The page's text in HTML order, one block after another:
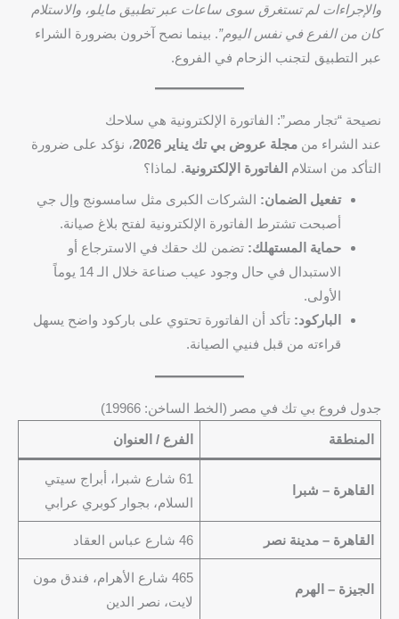
والإجراءات لم تستغرق سوى ساعات عبر تطبيق مايلو، والاستلام
كان من الفرع في نفس اليوم”. بينما نصح آخرون بضرورة الشراء
عبر التطبيق لتجنب الزحام في الفروع.
نصيحة “تجار مصر”: الفاتورة الإلكترونية هي سلاحك
عند الشراء من مجلة عروض بي تك يناير 2026
، نؤكد على ضرورة
التأكد من استلام الفاتورة الإلكترونية. لماذا؟
تفعيل الضمان: الشركات الكبرى مثل سامسونج وإل جي
أصبحت تشترط الفاتورة الإلكترونية لفتح بلاغ صيانة.
حماية المستهلك: تضمن لك حقك في الاسترجاع أو
الاستبدال في حال وجود عيب صناعة خلال الـ 14 يوماً
الأولى.
الباركود: تأكد أن الفاتورة تحتوي على باركود واضح يسهل
قراءته من قبل فنيي الصيانة.
جدول فروع بي تك في مصر (الخط الساخن: 19966)
المنطقة الفرع / العنوان
القاهرة – شبرا
61 شارع شبرا، أبراج سيتي
السلام، بجوار كوبري عرابي
القاهرة – مدينة نصر 46 شارع عباس العقاد
الجيزة – الهرم
465 شارع الأهرام، فندق مون
لايت، نصر الدين